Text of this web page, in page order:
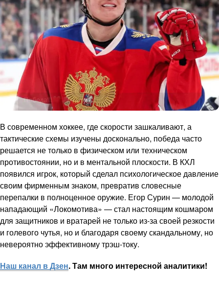
В современном хоккее, где скорости зашкаливают, а
тактические схемы изучены досконально, победа часто
решается не только в физическом или техническом
противостоянии, но и в ментальной плоскости. В КХЛ
появился игрок, который сделал психологическое давление
своим фирменным знаком, превратив словесные
перепалки в полноценное оружие. Егор Сурин — молодой
нападающий «Локомотива» — стал настоящим кошмаром
для защитников и вратарей не только из-за своей резкости
и голевого чутья, но и благодаря своему скандальному, но
невероятно эффективному трэш-току.
Наш канал вДзен. Там много интересной аналитики!